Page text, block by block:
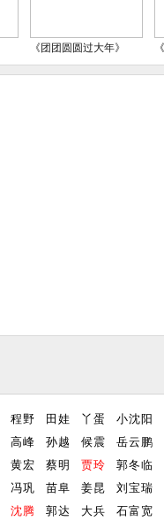
《团团圆圆过大年》
程野 田娃 丫蛋
小沈阳
高峰 孙越 候震
岳云鹏
黄宏 蔡明 贾玲
郭冬临
冯巩 苗阜 姜昆
刘宝瑞
沈腾 郭达 大兵 石富宽